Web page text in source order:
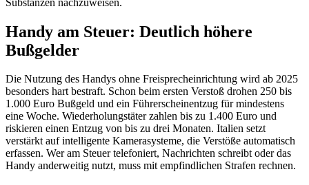
Handy am Steuer: Deutlich höhere
Bußgelder
Die Nutzung des Handys ohne Freisprecheinrichtung wird ab 2025
besonders hart bestraft. Schon beim ersten Verstoß drohen 250 bis
1.000 Euro Bußgeld und ein Führerscheinentzug für mindestens
eine Woche. Wiederholungstäter zahlen bis zu 1.400 Euro und
riskieren einen Entzug von bis zu drei Monaten. Italien setzt
verstärkt auf intelligente Kamerasysteme, die Verstöße automatisch
erfassen. Wer am Steuer telefoniert, Nachrichten schreibt oder das
Handy anderweitig nutzt, muss mit empfindlichen Strafen rechnen.